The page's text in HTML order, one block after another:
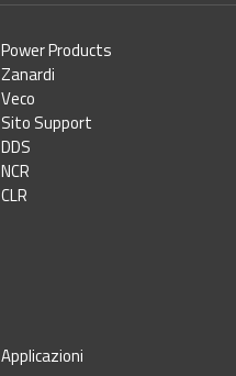
Power Products
Zanardi
Veco
Sito Support
DDS
NCR
CLR
Applicazioni